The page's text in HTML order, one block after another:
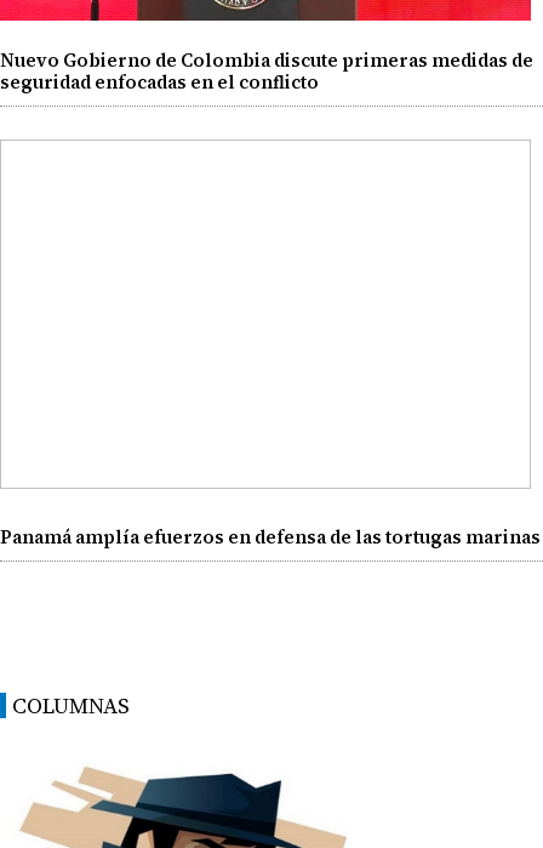
Nuevo Gobierno de Colombia discute primeras medidas de
seguridad enfocadas en el conflicto
Panamá amplía efuerzos en defensa de las tortugas marinas
COLUMNAS